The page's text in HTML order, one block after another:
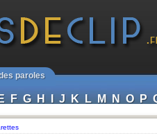
paroles
E F G H I J K L M N O P